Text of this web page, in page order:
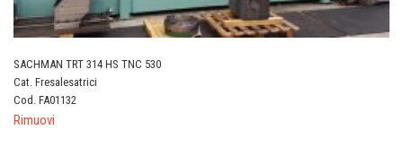
SACHMAN TRT 314 HS TNC 530
Cat. Fresalesatrici
Cod. FA01132
Rimuovi